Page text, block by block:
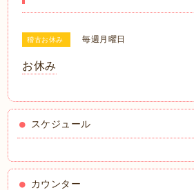
稽古お休み 毎週月曜日
お休み
スケジュール
カウンター